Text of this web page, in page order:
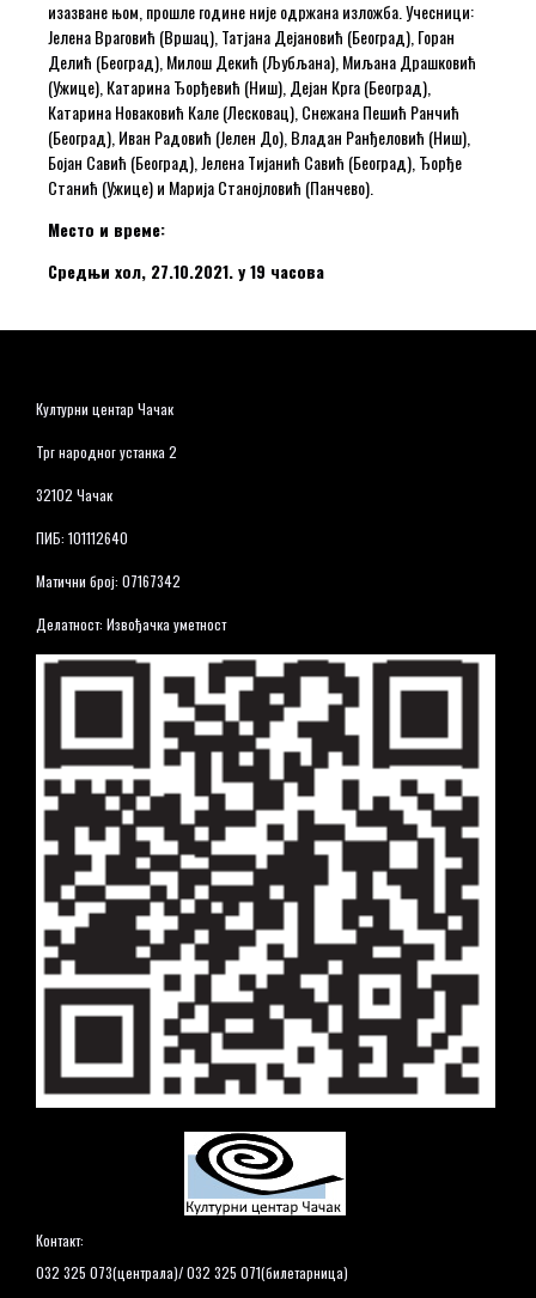
изазване њом, прошле године није одржана изложба. Учесници:
Јелена Враговић (Вршац), Татјана Дејановић (Београд), Горан
Делић (Београд), Милош Декић (Љубљана), Миљана Драшковић
(Ужице), Катарина Ђорђевић (Ниш), Дејан Крга (Београд),
Катарина Новаковић Кале (Лесковац), Снежана Пешић Ранчић
(Београд), Иван Радовић (Јелен До), Владан Ранђеловић (Ниш),
Бојан Савић (Београд), Јелена Тијанић Савић (Београд), Ђорђе
Станић (Ужице) и Марија Станојловић (Панчево).
Место и време:
Средњи хол, 27.10.2021. у 19 часова
Културни центар Чачак
Трг народног устанка 2
32102 Чачак
ПИБ: 101112640
Матични број: 07167342
Делатност: Извођачка уметност
Контакт:
032 325 073(централа)/ 032 325 071(билетарница)